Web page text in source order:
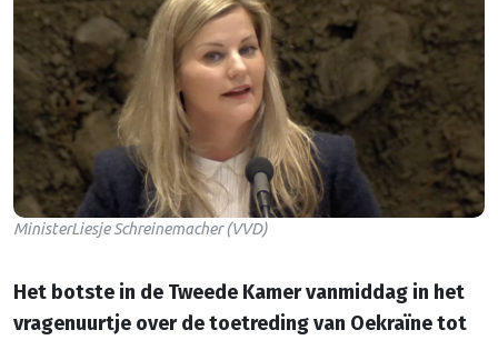
MinisterLiesje Schreinemacher (VVD)
Het botste in de Tweede Kamer vanmiddag in het
vragenuurtje over de toetreding van Oekraïne tot